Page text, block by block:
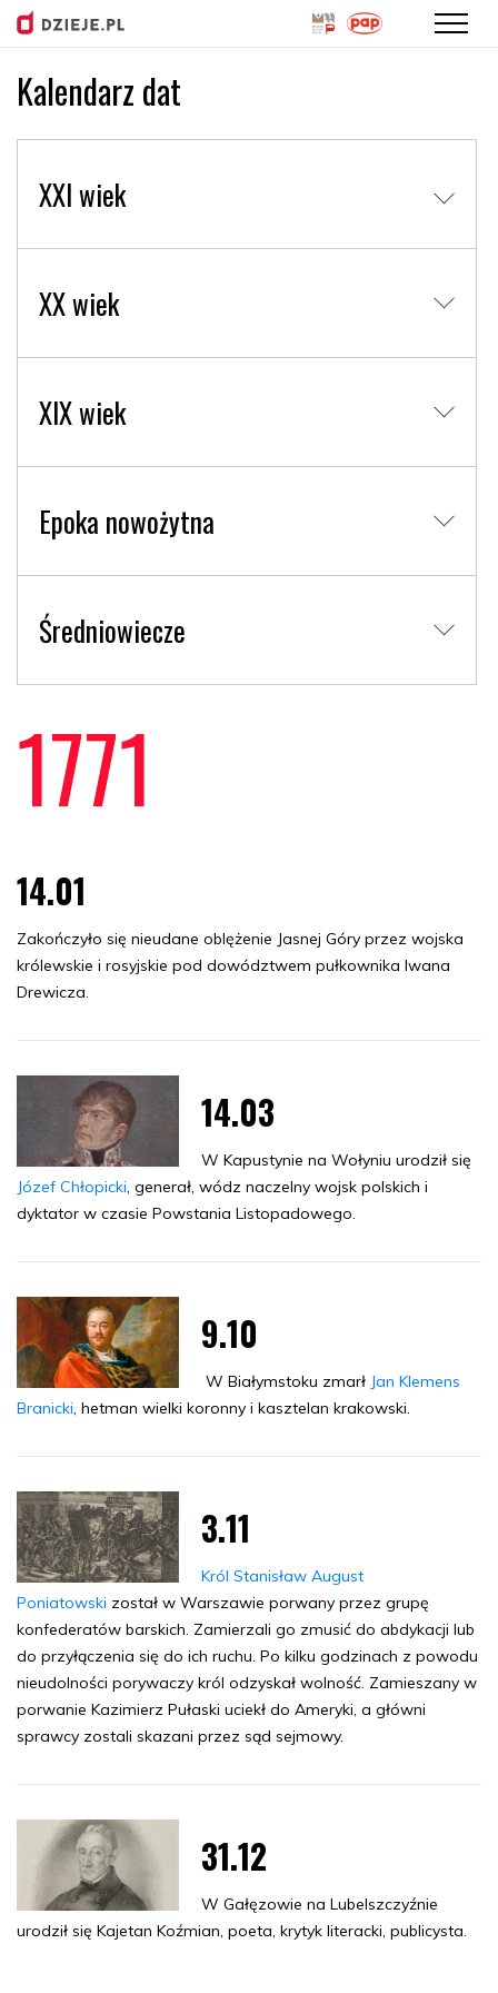
Kalendarz dat
1771
14.01
Zakończyło się nieudane oblężenie Jasnej Góry przez wojska
królewskie i rosyjskie pod dowództwem pułkownika Iwana
Drewicza.
14.03
W Kapustynie na Wołyniu urodził się
Józef Chłopicki, generał, wódz naczelny wojsk polskich i
dyktator w czasie Powstania Listopadowego.
9.10
W Białymstoku zmarł Jan Klemens
Branicki, hetman wielki koronny i kasztelan krakowski.
3.11
Król Stanisław August
Poniatowski został w Warszawie porwany przez grupę
konfederatów barskich. Zamierzali go zmusić do abdykacji lub
do przyłączenia się do ich ruchu. Po kilku godzinach z powodu
nieudolności porywaczy król odzyskał wolność. Zamieszany w
porwanie Kazimierz Pułaski uciekł do Ameryki, a główni
sprawcy zostali skazani przez sąd sejmowy.
31.12
W Gałęzowie na Lubelszczyźnie
urodził się Kajetan Koźmian, poeta, krytyk literacki, publicysta.
XXI wiek
XX wiek
XIX wiek
Epoka nowożytna
Średniowiecze